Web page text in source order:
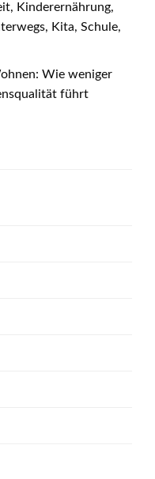
Kinderernährung,
Kita, Schule,
Wie weniger
führt